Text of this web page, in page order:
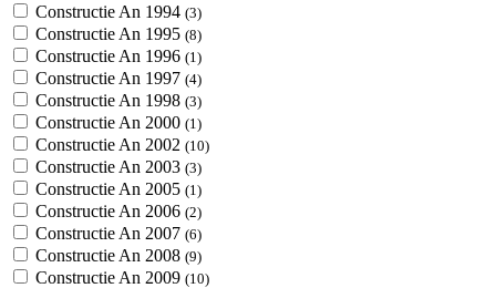
Constructie An 1994 (3)
Constructie An 1995 (8)
Constructie An 1996 (1)
Constructie An 1997 (4)
Constructie An 1998 (3)
Constructie An 2000 (1)
Constructie An 2002 (10)
Constructie An 2003 (3)
Constructie An 2005 (1)
Constructie An 2006 (2)
Constructie An 2007 (6)
Constructie An 2008 (9)
Constructie An 2009 (10)